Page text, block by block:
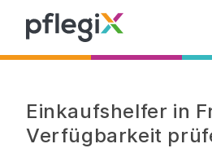
Einkaufshelfer in
Verfügbarkeit